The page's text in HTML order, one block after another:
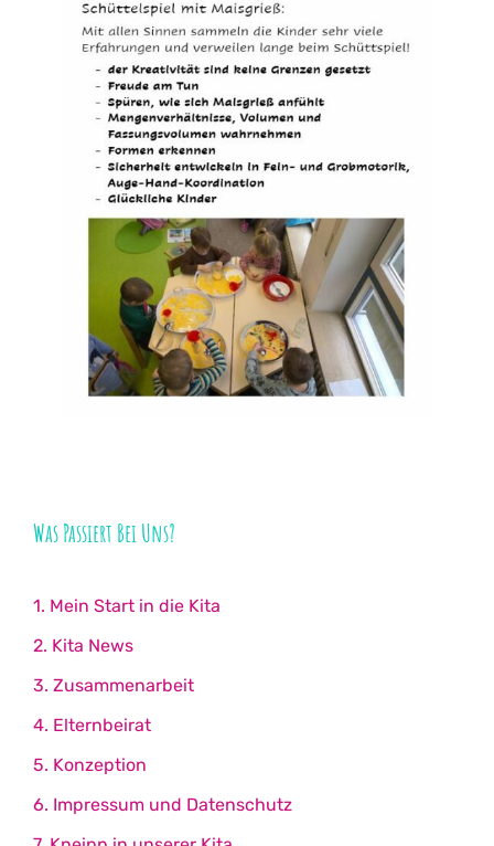
Was Passiert Bei Uns?
1. Mein Start in die Kita
2. Kita News
3. Zusammenarbeit
4. Elternbeirat
5. Konzeption
6. Impressum und Datenschutz